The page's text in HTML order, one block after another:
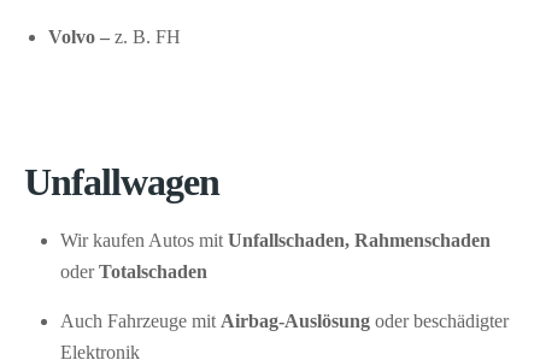
Volvo – z. B. FH
Unfallwagen
Wir kaufen Autos mit Unfallschaden, Rahmenschaden
oderTotalschaden
Auch Fahrzeuge mit Airbag-Auslösung oder beschädigter
Elektronik